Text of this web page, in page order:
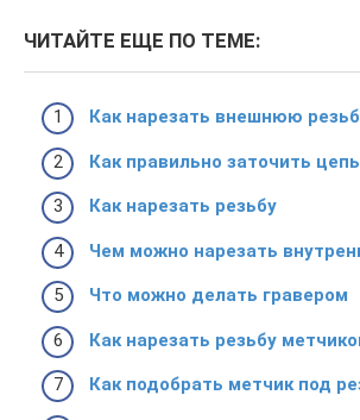
ЧИТАЙТЕ ЕЩЕ ПО ТЕМЕ:
Как нарезать внешнюю
Как правильно заточить
Как нарезать резьбу
Чем можно нарезать
Что можно делать гравером
Как нарезать резьбу
Как подобрать метчик под